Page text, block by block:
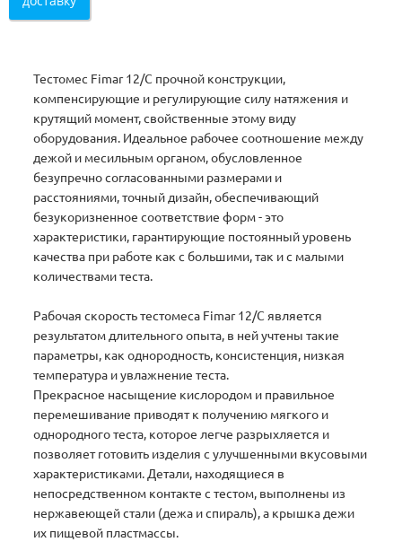
Тестомес Fimar 12/С прочной конструкции,
компенсирующие и регулирующие силу натяжения и
крутящий момент, свойственные этому виду
оборудования. Идеальное рабочее соотношение между
дежой и месильным органом, обусловленное
безупречно согласованными размерами и
расстояниями, точный дизайн, обеспечивающий
безукоризненное соответствие форм - это
характеристики, гарантирующие постоянный уровень
качества при работе как с большими, так и с малыми
количествами теста.
Рабочая скорость тестомеса Fimar 12/С является
результатом длительного опыта, в ней учтены такие
параметры, как однородность, консистенция, низкая
температура и увлажнение теста.
Прекрасное насыщение кислородом и правильное
перемешивание приводят к получению мягкого и
однородного теста, которое легче разрыхляется и
позволяет готовить изделия с улучшенными вкусовыми
характеристиками. Детали, находящиеся в
непосредственном контакте с тестом, выполнены из
нержавеющей стали (дежа и спираль), а крышка дежи
их пищевой пластмассы.